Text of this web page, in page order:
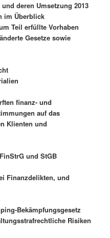
deren Umsetzung 2013
im Überblick
Teil erfüllte Vorhaben
Gesetze sowie
finanz- und
auf das
Klienten und
und StGB
Finanzdelikten, und
Bekämpfungsgesetz
Risiken